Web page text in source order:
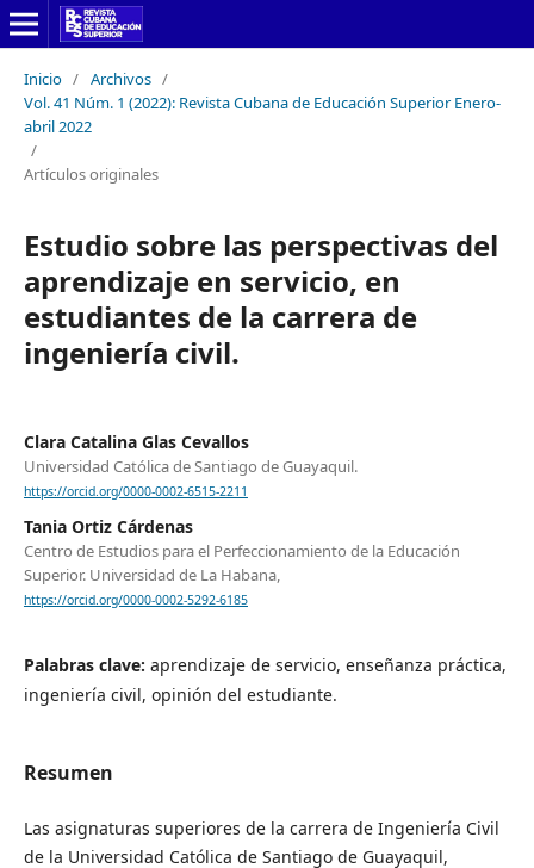
Inicio / Archivos /
Vol. 41 Núm. 1 (2022): Revista Cubana de Educación Superior Enero-
abril 2022
/
Artículos originales
Estudio sobre las perspectivas del
aprendizaje en servicio, en
estudiantes de la carrera de
ingeniería civil.
Clara Catalina Glas Cevallos
Universidad Católica de Santiago de Guayaquil.
https://orcid.org/0000-0002-6515-2211
Tania Ortiz Cárdenas
Centro de Estudios para el Perfeccionamiento de la Educación
Superior. Universidad de La Habana,
https://orcid.org/0000-0002-5292-6185
Palabras clave: aprendizaje de servicio, enseñanza práctica,
ingeniería civil, opinión del estudiante.
Resumen
Las asignaturas superiores de la carrera de Ingeniería Civil
de la Universidad Católica de Santiago de Guayaquil,